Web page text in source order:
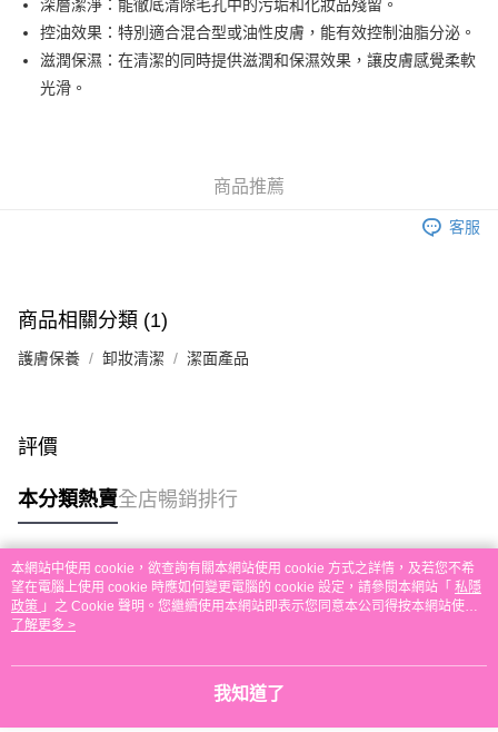
PayMe
WeChat Pay
銀行匯款 請將存款存到以下銀行帳戶，並於存款單據寫上訂單編號後電郵至
eshop@colourmix-cosmetics.com** **我們不會處理沒有提供存款單據的訂
單。 如果訂購後七個工作天內我們未能收到有關存款，有關訂單將被取消。
付款後順豐站及營業點取貨
門市自取
免運費
其他地區配送
深層潔淨：能徹底清除毛孔中的污垢和化妝品殘留。
控油效果：特別適合混合型或油性皮膚，能有效控制油脂分泌。
滋潤保濕：在清潔的同時提供滋潤和保濕效果，讓皮膚感覺柔軟
光滑。
商品推薦
客服
商品相關分類 (1)
護膚保養 卸妝清潔 潔面產品
評價
本分類熱賣全店暢銷排行
熱門標籤
熱銷排行
本網站中使用 cookie，欲查詢有關本網站使用 cookie 方式之詳情，及若您不希
望在電腦上使用 cookie 時應如何變更電腦的 cookie 設定，請參閱本網站「 私隱
政策 」之 Cookie 聲明。您繼續使用本網站即表示您同意本公司得按本網站使用
條款之 Cookie 聲明使用 cookie。
了解更多 >
我知道了